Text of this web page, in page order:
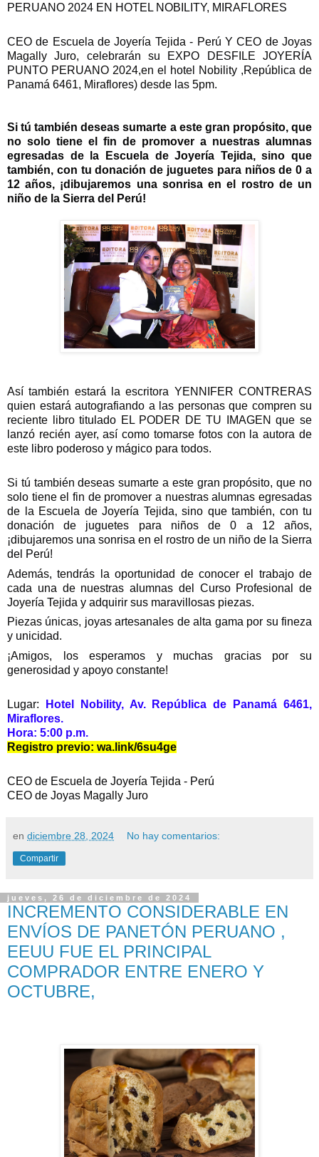
PERUANO 2024 EN HOTEL NOBILITY, MIRAFLORES
CEO de Escuela de Joyería Tejida - Perú YCEO de Joyas
Magally Juro, celebrarán su EXPO DESFILE JOYERÍA
PUNTO PERUANO 2024,en el hotel Nobility ,República de
Panamá 6461, Miraflores) desde las 5pm.
Sitú también deseas sumarte a este gran propósito, que
no solo tiene el fin de promover a nuestras alumnas
egresadas de la Escuela de Joyería Tejida, sino que
también, con tu donación de juguetes para niños de 0 a
12 años, ¡dibujaremos una sonrisa en el rostro de un
niño de la Sierra del Perú!
Así también estará la escritora YENNIFER CONTRERAS
quien estará autografiando a las personas que compren su
reciente libro titulado EL PODER DE TU IMAGEN que se
lanzó recién ayer, así como tomarse fotos con la autora de
este libro poderoso y mágico para todos.
Si tú también deseas sumarte a este gran propósito, que no
solo tiene el fin de promover a nuestras alumnas egresadas
de la Escuela de Joyería Tejida, sino que también, con tu
donación de juguetes para niños de 0 a 12 años,
¡dibujaremos una sonrisa en el rostro de un niño de la Sierra
del Perú!
Además, tendrás la oportunidad de conocer el trabajo de
cada una de nuestras alumnas del Curso Profesional de
Joyería Tejida y adquirir sus maravillosas piezas.
Piezas únicas, joyas artesanales de alta gama por su fineza
y unicidad.
¡Amigos, los esperamos y muchas gracias por su
generosidad y apoyo constante!
Lugar:
Hotel Nobility, Av. República de Panamá 6461,
Miraflores.
Hora: 5:00 p.m.
Registro previo: wa.link/6su4ge
CEO de Escuela de Joyería Tejida - Perú
CEO de Joyas Magally Juro
en diciembre 28, 2024 No hay comentarios:
Compartir
jueves, 26 de diciembre de 2024
INCREMENTO CONSIDERABLE EN
ENVÍOS DE PANETÓN PERUANO ,
EEUU FUE EL PRINCIPAL
COMPRADOR ENTRE ENERO Y
OCTUBRE,